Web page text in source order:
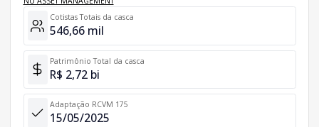
Cotistas Totais da casca
546,66 mil
Patrimônio Total da casca
R$ 2,72 bi
Adaptação RCVM 175
15/05/2025